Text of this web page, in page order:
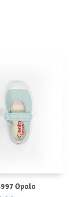
rapide
Opalo